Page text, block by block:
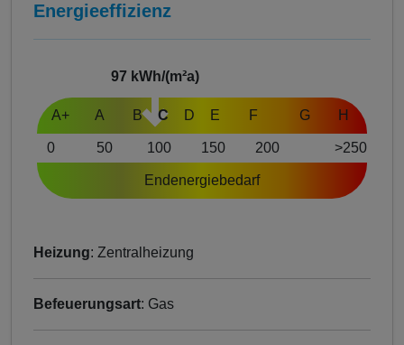
Energieeffizienz
A+ A B C D E F G H
97 kWh/(m²a)
0 50 100 150 200 >250
Endenergiebedarf
Heizung: Zentralheizung
Befeuerungsart: Gas